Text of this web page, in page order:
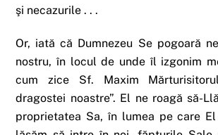
şi necazurile . . .
Or, iată că Dumnezeu Se pogoară
nostru, în locul de unde îl izgonim
cum zice Sf. Maxim
dragostei noastre”. El ne roagă să-
proprietatea Sa, în lumea pe care